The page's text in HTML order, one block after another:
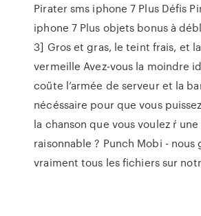
Pirater sms iphone 7 PlusDéfis
iphone 7 Plus objets bonus à
3] Gros et gras, le teint frais, et
vermeille Avez-vous la moindre
coűte l’armée de serveur et la
nécéssaire pour que vous
la chanson que vous voulez ŕ
raisonnable ? Punch Mobi - nous
vraiment tous les fichiers sur